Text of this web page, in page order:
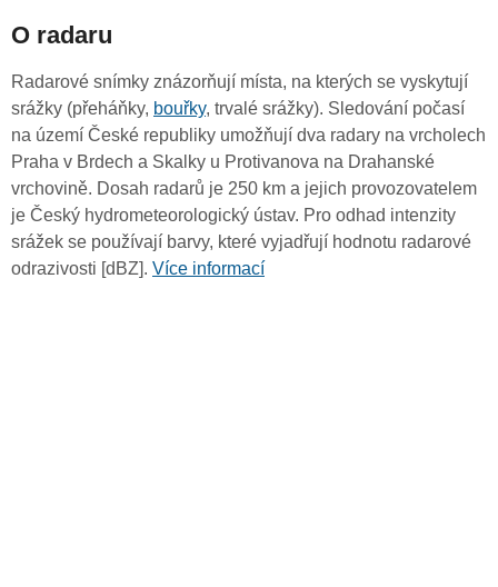
O radaru
Radarové snímky znázorňují místa, na kterých se vyskytují
srážky (přeháňky, bouřky, trvalé srážky). Sledování počasí
na území České republiky umožňují dva radary na vrcholech
Praha v Brdech a Skalky u Protivanova na Drahanské
vrchovině. Dosah radarů je 250 km a jejich provozovatelem
je Český hydrometeorologický ústav. Pro odhad intenzity
srážek se používají barvy, které vyjadřují hodnotu radarové
odrazivosti [dBZ]. Více informací